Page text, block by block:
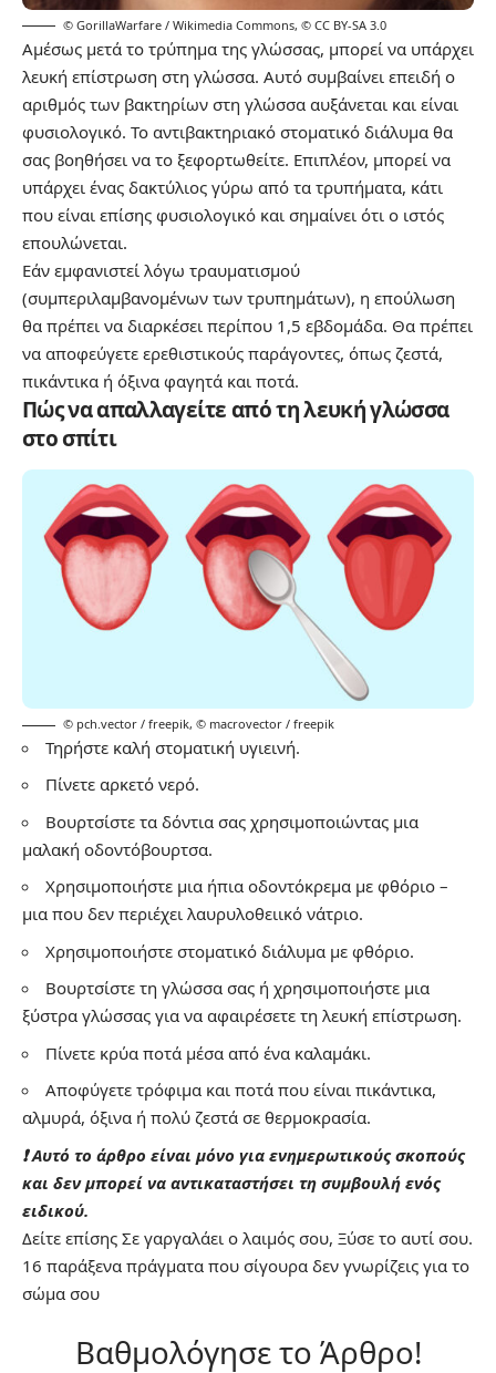
© GorillaWarfare / Wikimedia Commons, © CC BY-SA 3.0
Αμέσως μετά το τρύπημα της γλώσσας, μπορεί να υπάρχει
λευκή επίστρωση στη γλώσσα. Αυτό συμβαίνει επειδή ο
αριθμός των βακτηρίων στη γλώσσα αυξάνεται και είναι
φυσιολογικό. Το αντιβακτηριακό στοματικό διάλυμα θα
σας βοηθήσει να το ξεφορτωθείτε. Επιπλέον, μπορεί να
υπάρχει ένας δακτύλιος γύρω από τα τρυπήματα, κάτι
που είναι επίσης φυσιολογικό και σημαίνει ότι ο ιστός
επουλώνεται.
Εάν εμφανιστεί λόγω τραυματισμού
(συμπεριλαμβανομένων των τρυπημάτων), η επούλωση
θα πρέπει να διαρκέσει περίπου 1,5 εβδομάδα. Θα πρέπει
να αποφεύγετε ερεθιστικούς παράγοντες, όπως ζεστά,
πικάντικα ή όξινα φαγητά και ποτά.
Πώς να απαλλαγείτε από τη λευκή γλώσσα
στο σπίτι
© pch.vector / freepik, © macrovector / freepik
Τηρήστε καλή στοματική υγιεινή.
Πίνετε αρκετό νερό.
Βουρτσίστε τα δόντια σας χρησιμοποιώντας μια
μαλακή οδοντόβουρτσα.
Χρησιμοποιήστε μια ήπια οδοντόκρεμα με φθόριο –
μια που δεν περιέχει λαυρυλοθειικό νάτριο.
Χρησιμοποιήστε στοματικό διάλυμα με φθόριο.
Βουρτσίστε τη γλώσσα σας ή χρησιμοποιήστε μια
ξύστρα γλώσσας για να αφαιρέσετε τη λευκή επίστρωση.
Πίνετε κρύα ποτά μέσα από ένα καλαμάκι.
Αποφύγετε τρόφιμα και ποτά που είναι πικάντικα,
αλμυρά, όξινα ή πολύ ζεστά σε θερμοκρασία.
❗ Αυτό το άρθρο είναι μόνο για ενημερωτικούς σκοπούς
και δεν μπορεί να αντικαταστήσει τη συμβουλή ενός
ειδικού.
Δείτε επίσης Σε γαργαλάει ο λαιμός σου, Ξύσε το αυτί σου.
16 παράξενα πράγματα που σίγουρα δεν γνωρίζεις για το
σώμα σου
Βαθμολόγησε το Άρθρο!